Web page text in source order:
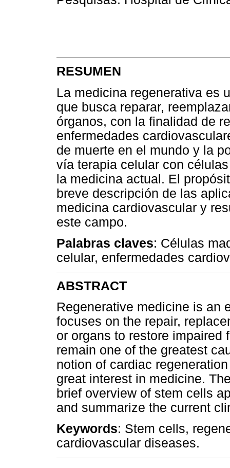
RESUMEN
La medicina regenerativa es
que busca reparar,
órganos, con la finalidad de
enfermedades
de muerte en el mundo y la
vía terapia celular con
la medicina actual. El
breve descripción de las
medicina cardiovascular y
este campo.
Palabras claves: Células
celular, enfermedades
ABSTRACT
Regenerative medicine is an
focuses on the repair,
or organs to restore impaired
remain one of the greatest
notion of cardiac
great interest in medicine.
brief overview of stem cells
and summarize the current
Keywords: Stem cells,
cardiovascular diseases.